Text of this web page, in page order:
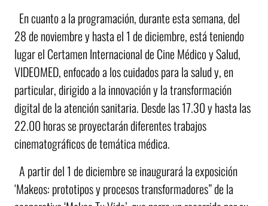
En cuanto a la programación, durante esta semana, del
28 de noviembre y hasta el 1 de diciembre, está teniendo
lugar el Certamen Internacional de Cine Médico y Salud,
VIDEOMED, enfocado a los cuidados para la salud y, en
particular, dirigido a la innovación y la transformación
digital de la atención sanitaria. Desde las 17.30 y hasta las
22.00 horas se proyectarán diferentes trabajos
cinematográficos de temática médica.
A partir del 1 de diciembre se inaugurará la exposición
‘Makeos: prototipos y procesos transformadores” de la